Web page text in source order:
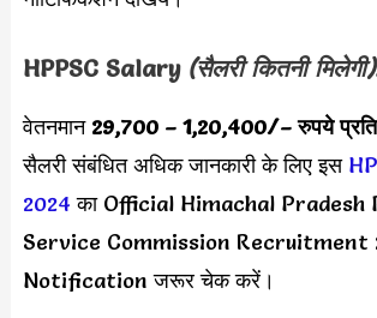
HPPSC Salary (सैलरी कितनी
वेतनमान 29,700 – 1,20,400/– रुपये
सैलरी संबंधित अधिक जानकारी के लिए इस
2024 का Official Himachal Pradesh
Service Commission Recruitment
Notification जरूर चेक करें।